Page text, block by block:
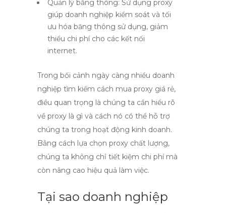
Quản lý băng thông: Sử dụng proxy
giúp doanh nghiệp kiểm soát và tối
ưu hóa băng thông sử dụng, giảm
thiểu chi phí cho các kết nối
internet.
Trong bối cảnh ngày càng nhiều doanh
nghiệp tìm kiếm cách mua proxy giá rẻ,
điều quan trọng là chúng ta cần hiểu rõ
về proxy là gì và cách nó có thể hỗ trợ
chúng ta trong hoạt động kinh doanh.
Bằng cách lựa chọn proxy chất lượng,
chúng ta không chỉ tiết kiệm chi phí mà
còn nâng cao hiệu quả làm việc.
Tại sao doanh nghiệp